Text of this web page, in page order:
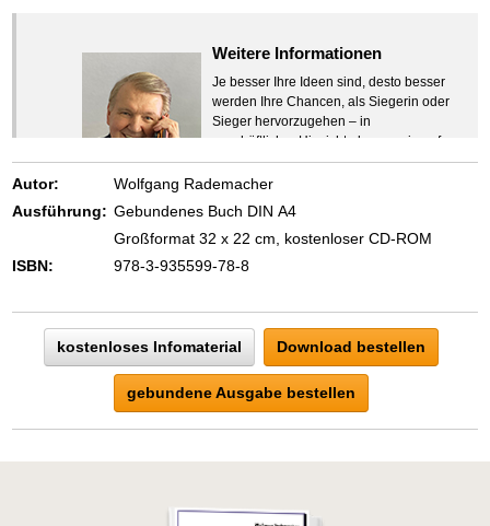
Weitere Informationen
Je besser Ihre Ideen sind, desto besser
werden Ihre Chancen, als Siegerin oder
Sieger hervorzugehen – in
geschäftlicher Hinsicht ebenso wie auf
beruflichem oder privatem Gebiet. Denn
eins ist todsicher:
Zeigen Sie mit der Maus hierhin, um
Autor:
Wolfgang Rademacher
Ausführung: Gebundenes Buch DIN A4
Großformat 32 x 22 cm, kostenloser CD-ROM
ISBN:
978-3-935599-78-8
kostenloses Infomaterial Download bestellen
gebundene Ausgabe bestellen